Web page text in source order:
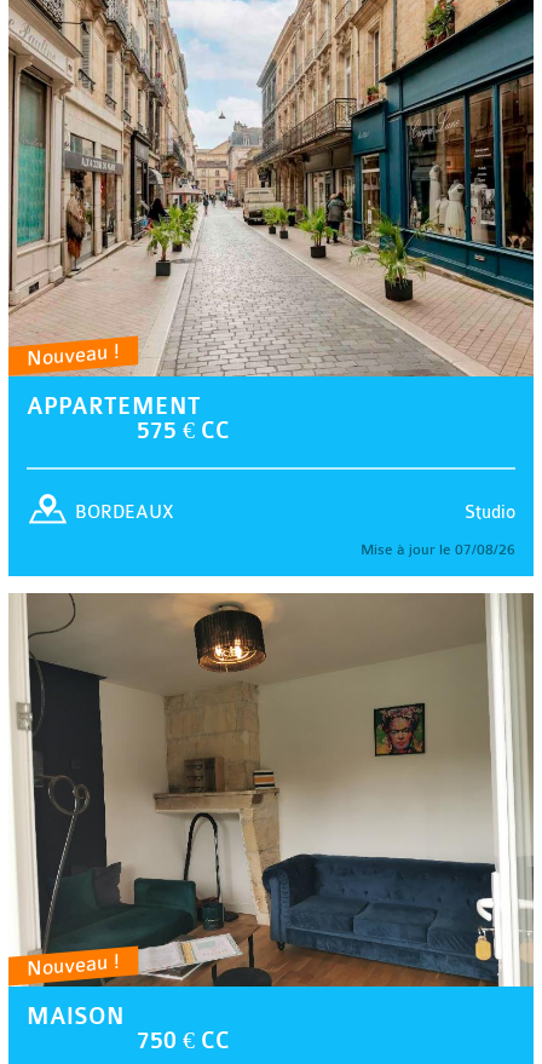
Nouveau !
APPARTEMENT
575 € CC
Studio
BORDEAUX
Mise à jour le 07/08/26
Nouveau !
MAISON
750 € CC